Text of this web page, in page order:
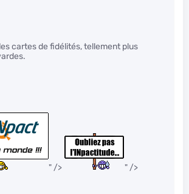
cartes de fidélités, tellement plus
" /> " />